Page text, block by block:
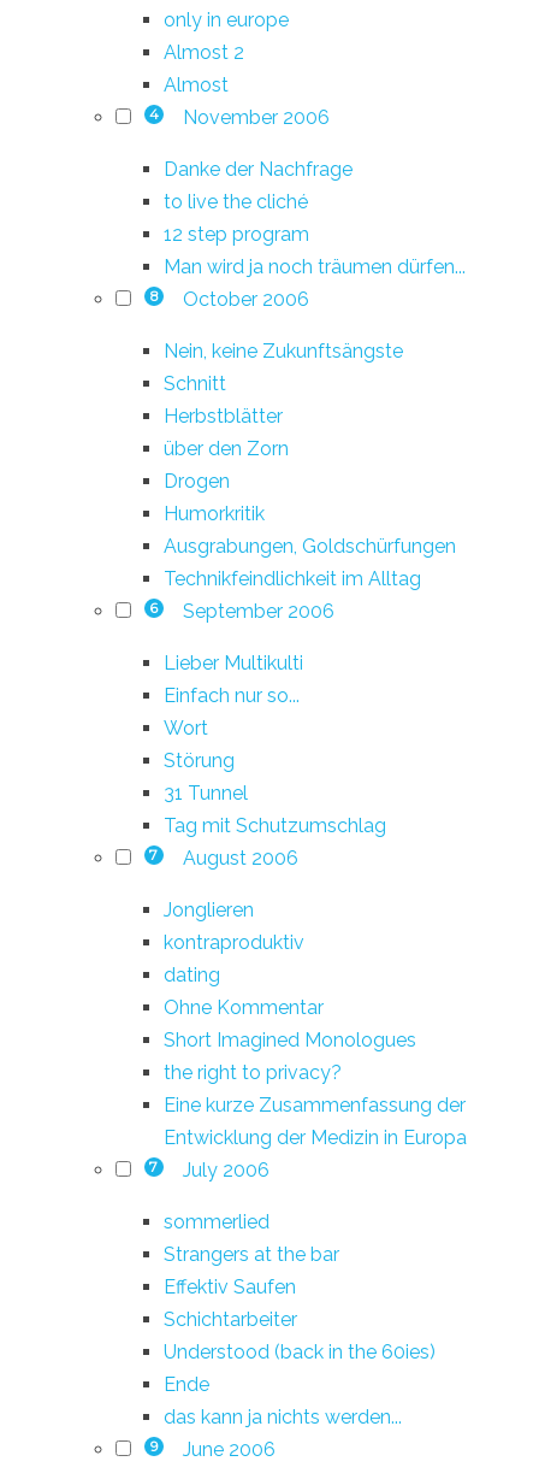
only in europe
Almost 2
Almost
4 November 2006
Danke der Nachfrage
to live the cliché
12 step program
Man wird ja noch träumen dürfen...
8 October 2006
Nein, keine Zukunftsängste
Schnitt
Herbstblätter
über den Zorn
Drogen
Humorkritik
Ausgrabungen, Goldschürfungen
Technikfeindlichkeit im Alltag
6 September 2006
Lieber Multikulti
Einfach nur so...
Wort
Störung
31 Tunnel
Tag mit Schutzumschlag
7 August 2006
Jonglieren
kontraproduktiv
dating
Ohne Kommentar
Short Imagined Monologues
the right to privacy?
Eine kurze Zusammenfassung der
Entwicklung der Medizin in Europa
7 July 2006
sommerlied
Strangers at the bar
Effektiv Saufen
Schichtarbeiter
Understood (back in the 60ies)
Ende
das kann ja nichts werden...
9 June 2006